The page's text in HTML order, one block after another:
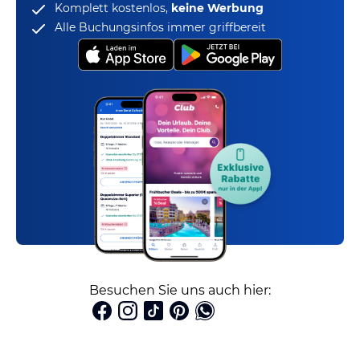
Komplett kostenlos, keine Werbung
Alle Buchungsinfos immer griffbereit
Besuchen Sie uns auch hier: